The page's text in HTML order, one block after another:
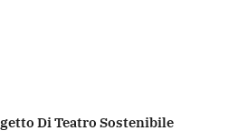
Di Teatro Sostenibile